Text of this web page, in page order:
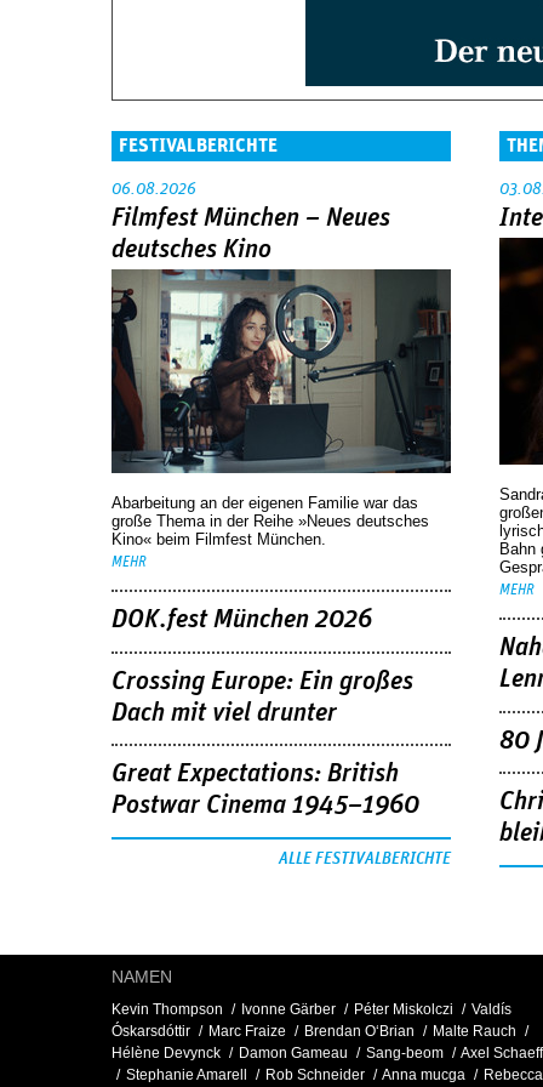
FESTIVALBERICHTE
06.08.2026
Filmfest München – Neues
deutsches Kino
Abarbeitung an der eigenen Familie war das
große Thema in der Reihe »Neues deutsches
Kino« beim Filmfest München.
MEHR
DOK.fest München 2026
Crossing Europe: Ein großes
Dach mit viel drunter
Great Expectations: British
Postwar Cinema 1945–1960
ALLE FESTIVALBERICHTE
Bahn
MEHR
80
NAMEN
Kevin Thompson Ivonne Gärber Péter Miskolczi
Valdís
Óskarsdóttir
Marc Fraize Brendan O‘Brian
Malte Rauch
Hélène Devynck
Damon Gameau Sang-beom
Axel
Stephanie Amarell
Rob Schneider Anna mucga Rebecca